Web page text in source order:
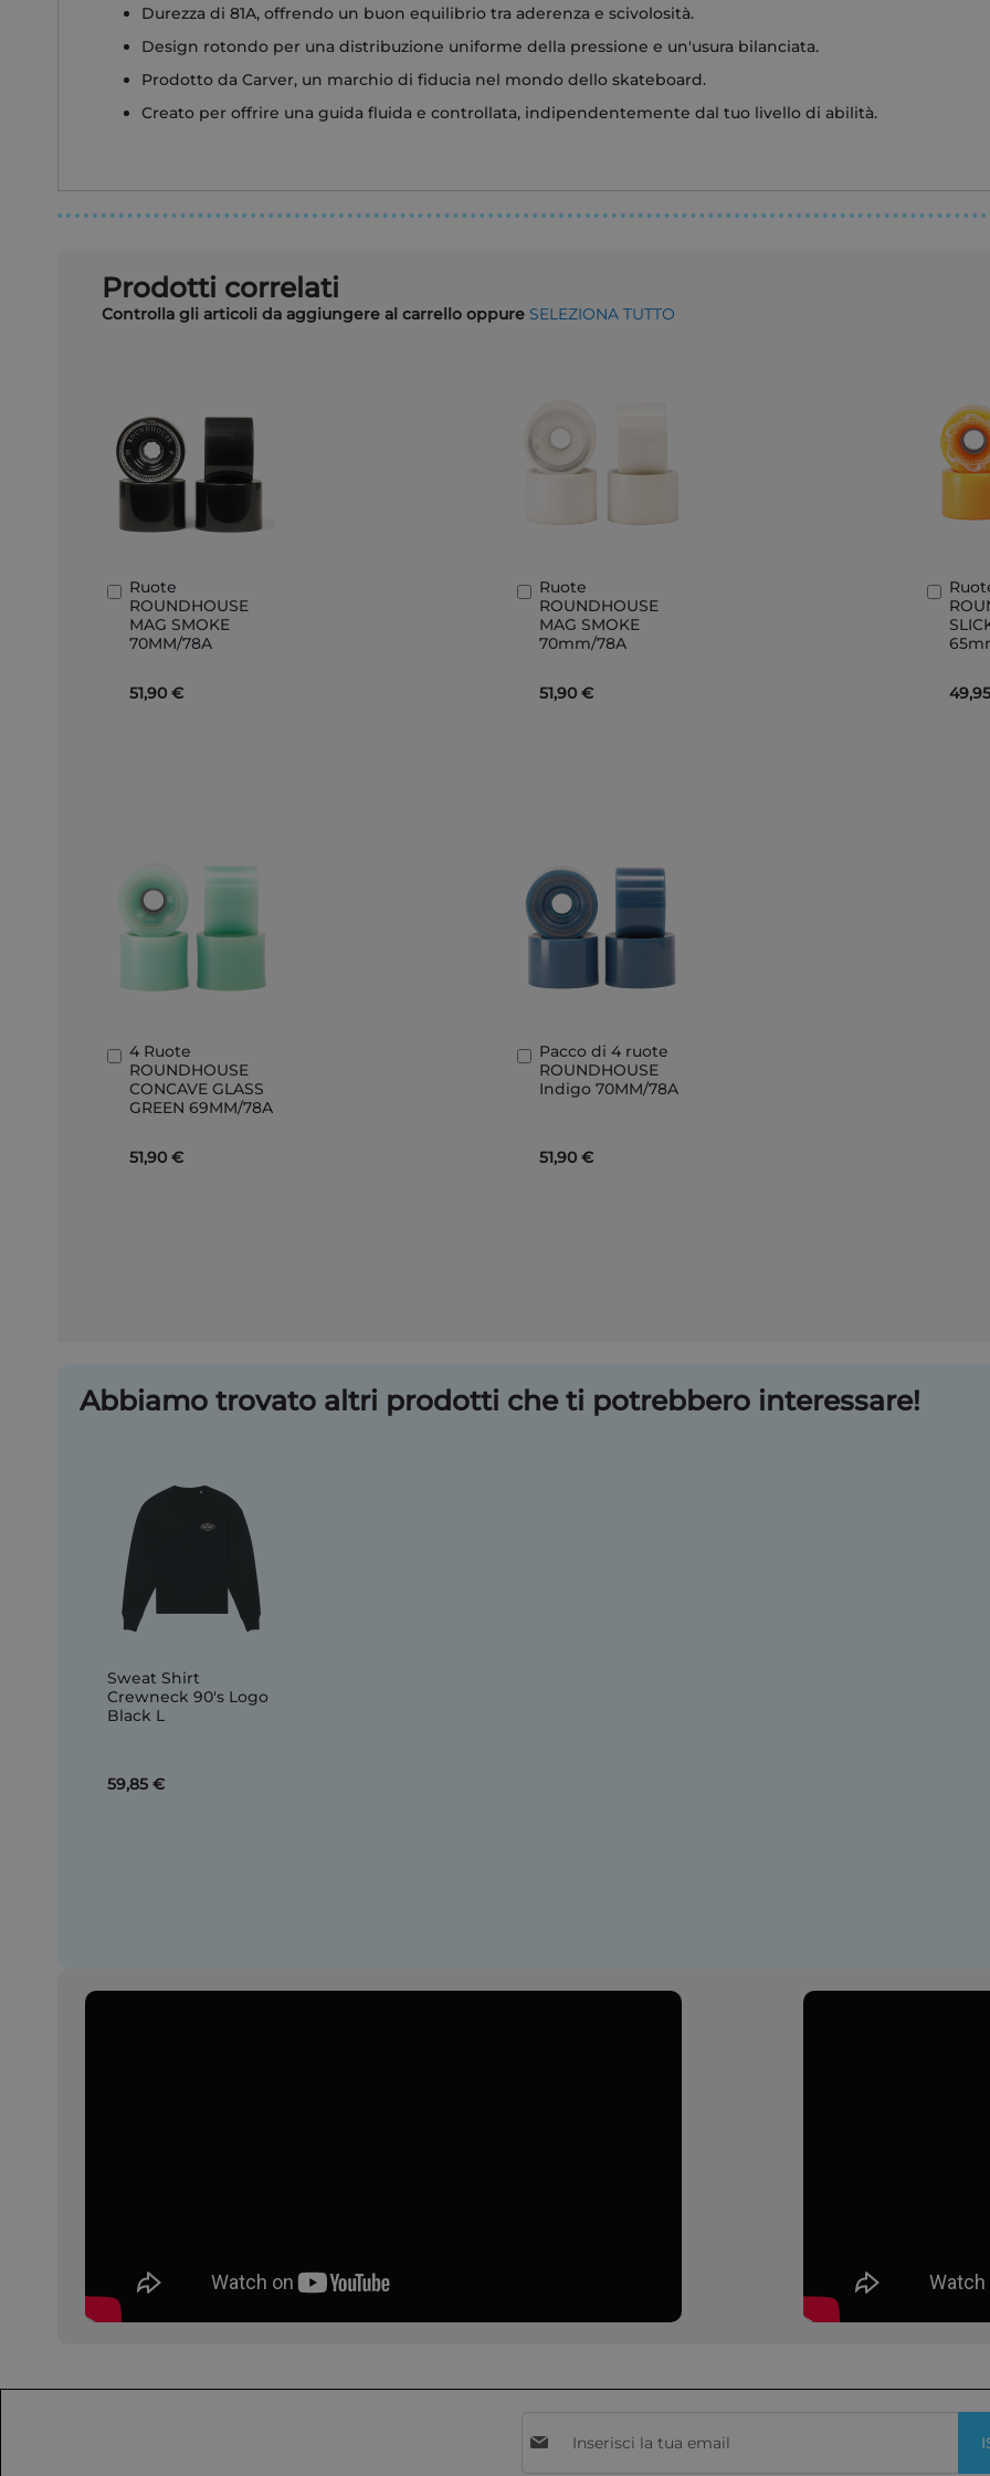
Durezza di 81A, offrendo un buon equilibrio tra aderenza e scivolosità.
Design rotondo per una distribuzione uniforme della pressione e un'usura bilanciata.
Prodotto da Carver, un marchio di fiducia nel mondo dello skateboard.
Creato per offrire una guida fluida e controllata, indipendentemente dal tuo livello di abilità.
Prodotti correlati
Controlla gli articoli da aggiungere al carrello oppure SELEZIONA TUTTO
Ruote
ROUNDHOUSE
MAG SMOKE
70MM/78A
51,90 €
Aggiungi
al
Carrello
Ruote
ROUNDHOUSE
MAG SMOKE
70mm/78A
51,90 €
Aggiungi
al
Carrello
al
4 Ruote
ROUNDHOUSE
CONCAVE GLASS
GREEN 69MM/78A
51,90 €
Aggiungi
al
Carrello
Pacco di 4 ruote
ROUNDHOUSE
Indigo 70MM/78A
51,90 €
Aggiungi
al
Carrello
Abbiamo trovato altri prodotti che ti potrebbero interessare!
Sweat Shirt
Crewneck 90's Logo
Black L
59,85 €
alla